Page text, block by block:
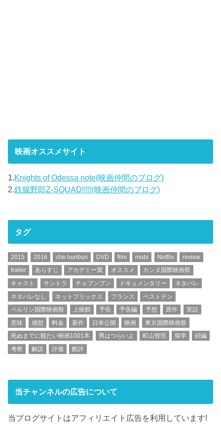
映画オススメサイト
1.Knights of Odessa note(映画仲間のブログ)
2.鉄腸野郎Z-SQUAD!!!!!(映画仲間のブログ)
タグ
2015 2016 che bunbun DVD film mubi Netflix
review
trailer
あらすじ アカデミー賞 オススメ
カンヌ国際映画祭
キャスト
サントラ チェブンブン ドキュメンタリー
ネタバレ
ネタバレなし
ネットフリックス フランス
ベストテン
ベルリン国際映画祭
上映館 予告 予告編 予想 原作
実話
意味
感想 料金 新作 日本公開 映画
東京国際映画祭
死ぬまでに観たい映画1001本
男はつらいよ 町山智浩 留学
続編
考察
解説 評価 酷評
当チャンネルの広告について
当ブログサイトはアフィリエイト広告を利用しています!